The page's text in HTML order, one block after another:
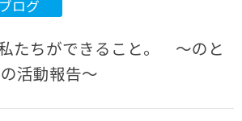
ブログ
たちができること。 ～のと
活動報告～